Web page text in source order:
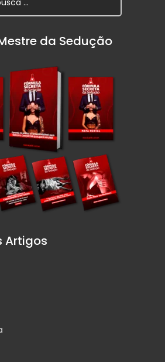
da Sedução
Artigos